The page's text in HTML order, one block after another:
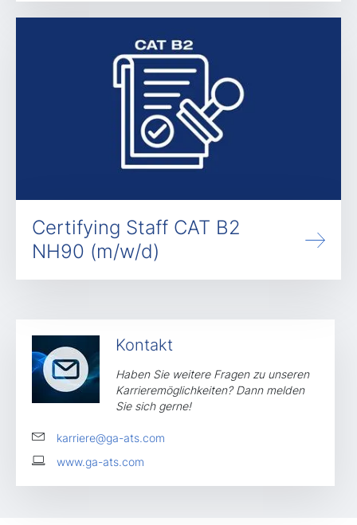
Certifying Staff CAT B2
NH90 (m/w/d)
Kontakt
Haben Sie weitere Fragen zu unseren
Karrieremöglichkeiten? Dann melden
Sie sich gerne!
karriere@ga-ats.com
www.ga-ats.com